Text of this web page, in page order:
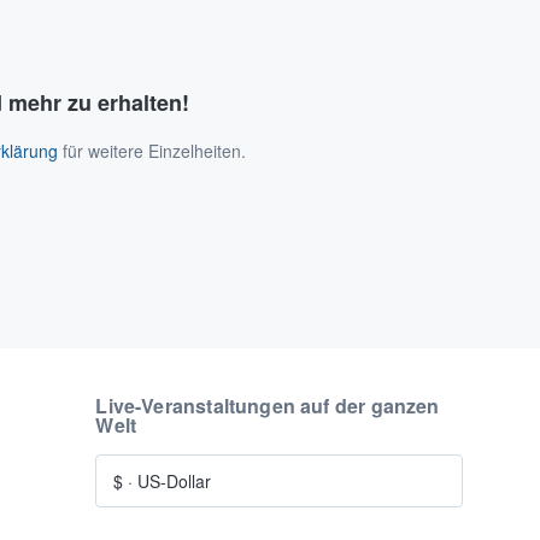
zu erhalten!
für weitere Einzelheiten.
Live-Veranstaltungen auf der ganzen
Welt
$ · US-Dollar